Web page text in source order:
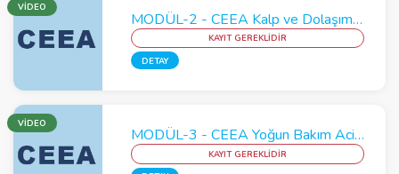
VİDEO
MODÜL-2 - CEEA Kalp ve Dolaşım Modülü
KAYIT GEREKLİDİR
DETAY
VİDEO
MODÜL-3 - CEEA Yoğun Bakım Acil Kan ve Kan Transfüzyonu Modülü
KAYIT GEREKLİDİR